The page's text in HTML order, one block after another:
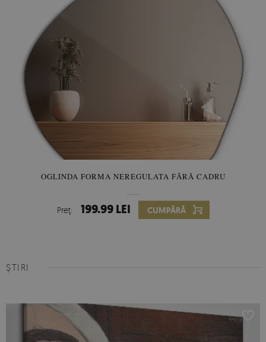
OGLINDA FORMA NEREGULATA FĂRĂ CADRU
Preţ: 199.99 LEI CUMPĂRĂ
ȘTIRI